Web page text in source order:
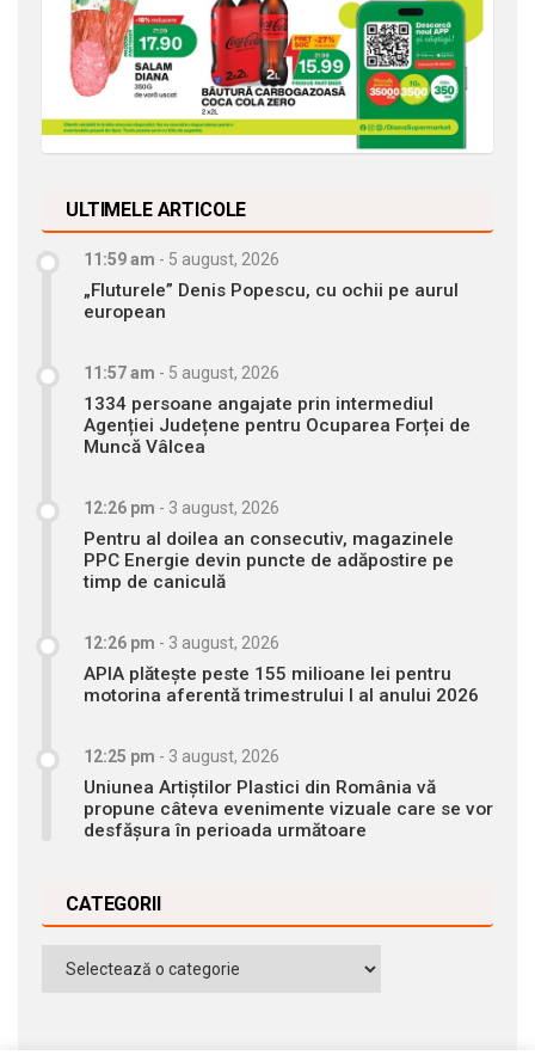
ULTIMELE ARTICOLE
11:59 am - 5 august, 2026
„Fluturele” Denis Popescu, cu ochii pe aurul
european
11:57 am - 5 august, 2026
1334 persoane angajate prin intermediul
Agenției Județene pentru Ocuparea Forței de
Muncă Vâlcea
12:26 pm - 3 august, 2026
Pentru al doilea an consecutiv, magazinele
PPC Energie devin puncte de adăpostire pe
timp de caniculă
12:26 pm - 3 august, 2026
APIA plătește peste 155 milioane lei pentru
motorina aferentă trimestrului I al anului 2026
12:25 pm - 3 august, 2026
Uniunea Artiștilor Plastici din România vă
propune câteva evenimente vizuale care se vor
desfășura în perioada următoare
CATEGORII
Categorii